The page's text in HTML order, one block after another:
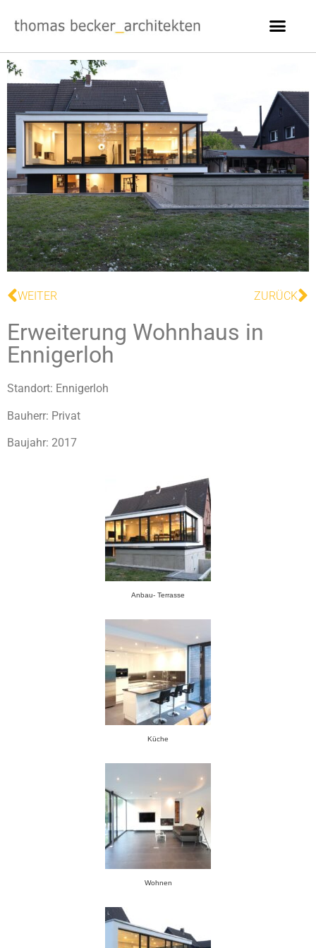
WEITER ZURÜCK
Erweiterung Wohnhaus in
Ennigerloh
Standort: Ennigerloh
Bauherr: Privat
Baujahr: 2017
Anbau- Terrasse
Küche
Wohnen